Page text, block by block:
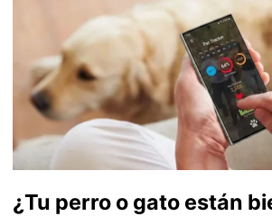
¿Tu perro o gato están